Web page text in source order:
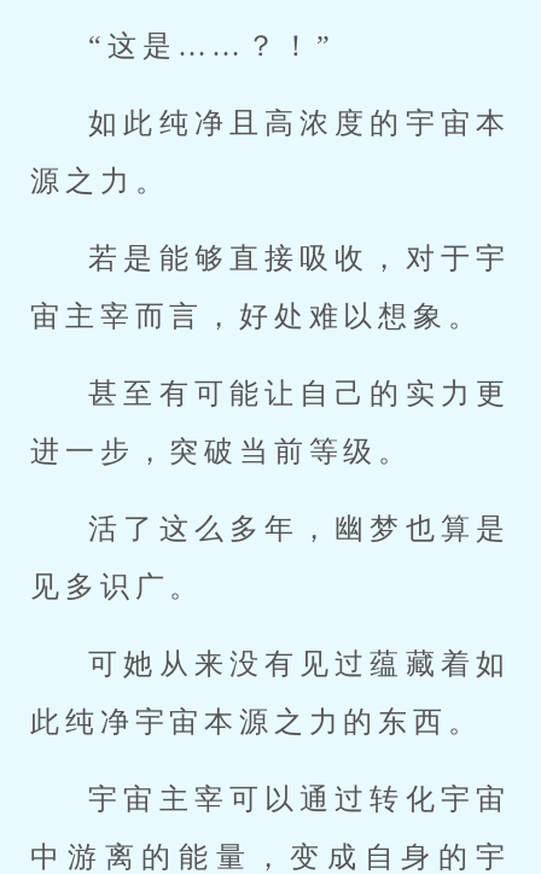
“这是……？！”
如此纯净且高浓度的宇宙本
源之力。
若是能够直接吸收，对于宇
宙主宰而言，好处难以想象。
甚至有可能让自己的实力更
进一步，突破当前等级。
活了这么多年，幽梦也算是
见多识广。
可她从来没有见过蕴藏着如
此纯净宇宙本源之力的东西。
宇宙主宰可以通过转化宇宙
中游离的能量，变成自身的宇